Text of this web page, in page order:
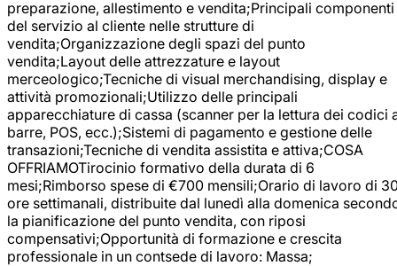
preparazione, allestimento e vendita;Principali componenti
del servizio al cliente nelle strutture di
vendita;Organizzazione degli spazi del punto
vendita;Layout delle attrezzature e layout
merceologico;Tecniche di visual merchandising, display e
attività promozionali;Utilizzo delle principali
apparecchiature di cassa (scanner per la lettura dei codici
barre, POS, ecc.);Sistemi di pagamento e gestione delle
transazioni;Tecniche di vendita assistita e attiva;COSA
OFFRIAMOTirocinio formativo della durata di 6
mesi;Rimborso spese di €700 mensili;Orario di lavoro di
ore settimanali, distribuite dal lunedì alla domenica
la pianificazione del punto vendita, con riposi
compensativi;Opportunità di formazione e crescita
professionale in un contsede di lavoro: Massa;